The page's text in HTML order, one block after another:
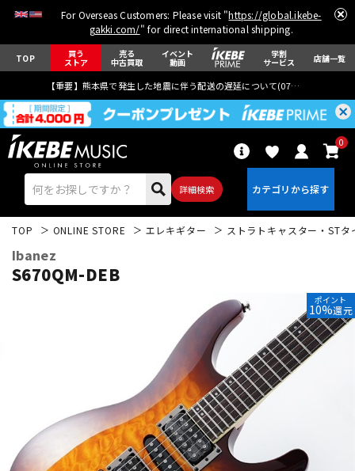
For Overseas Customers: Please visit "https://global.ikebe-
gakki.com/" for direct international shipping.
TOP 買う
ストア
売る
中古買取
イベント
動画
学割
サービス 店舗一覧
【重要】熊本県で発生した地震に伴う配送の遅延について(07月29日
詳細検索
0
アコギ/エレアコ
ウクレレ
ドラム パーカッション
TOP ONLINE STORE エレキギター ストラトキャスター・STタ
Ibanez
S670QM-DEB
ポイント
10%還元